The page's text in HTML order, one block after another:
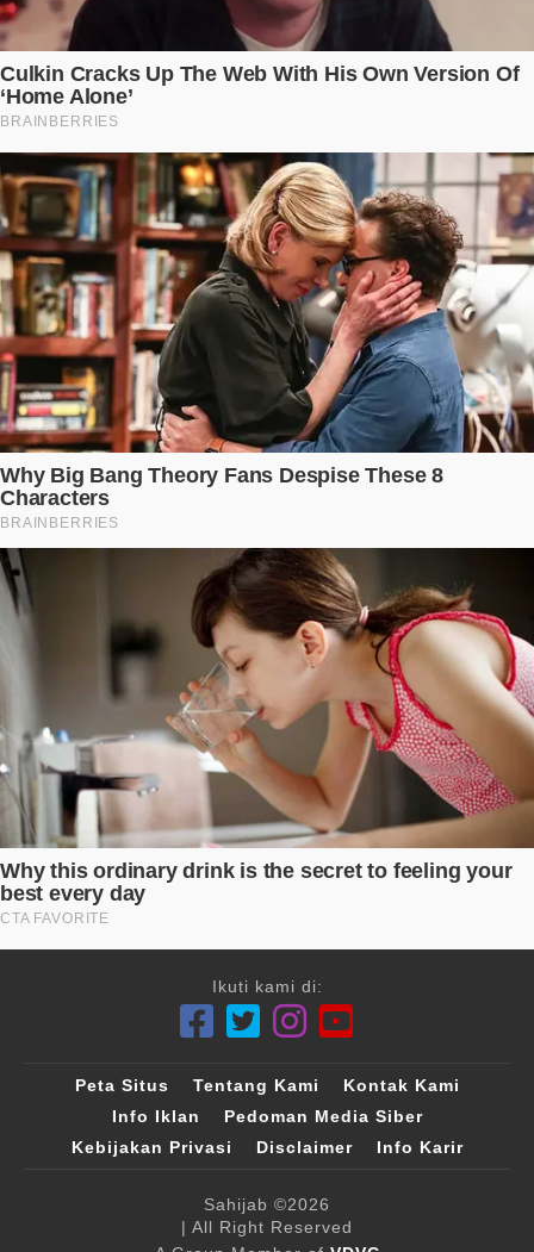
Ikuti kami di:
Peta Situs Tentang Kami
Kontak Kami
Info Iklan
Pedoman Media Siber
Kebijakan Privasi
Disclaimer Info Karir
Sahijab ©2026
| All Right Reserved